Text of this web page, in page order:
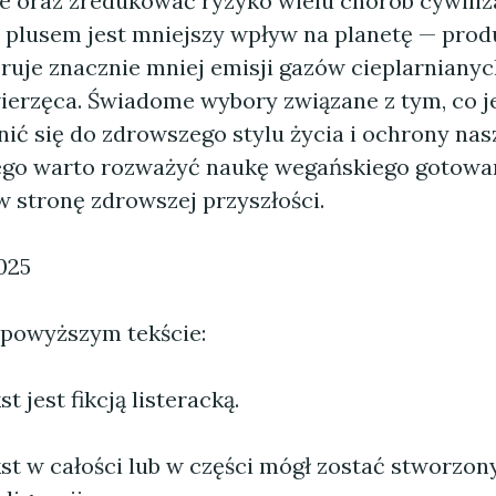
jest mniejszy wpływ na planetę —
znacznie mniej emisji gazów
Świadome wybory związane z tym, co
się do zdrowszego stylu życia i ochrony
warto rozważyć naukę wegańskiego
stronę zdrowszej przyszłości.
tekście:
jest fikcją listeracką.
w całości lub w części mógł zostać